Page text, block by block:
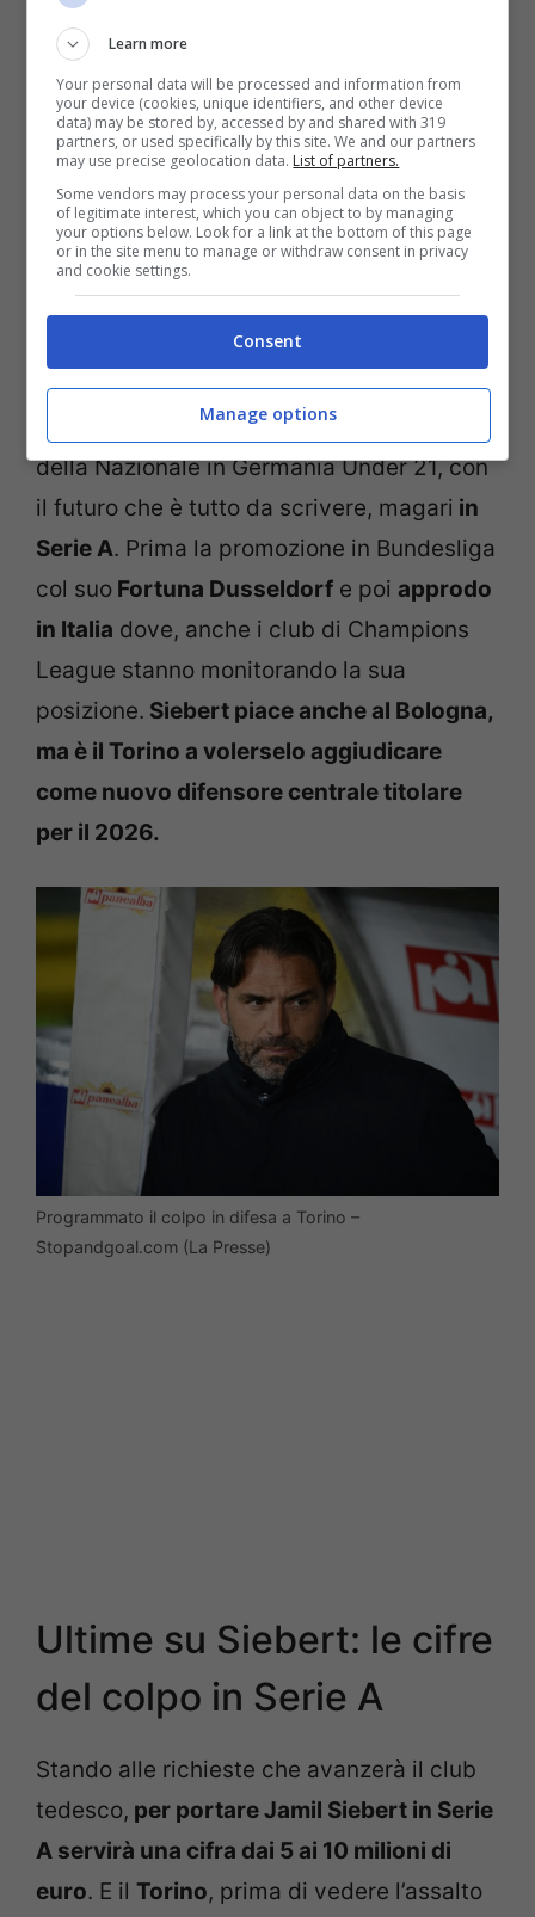
Chi è Jamil Siebert: colpo
dalla Germania in arrivo a
Torino
Il nuovo difensore a Torino potrebbe
vedersi nel nome di Jamil Siebert, il classe
2002 che risulta essere quasi un “fuori
categoria” nella Serie B tedesca, da
quando ha rimesso piede in campo dopo il
suo infortunio. Tant’è che è tornato nel giro
della Nazionale in Germania Under 21, con
il futuro che è tutto da scrivere, magari in
Serie A. Prima la promozione in Bundesliga
col suo Fortuna Dusseldorf e poi approdo
in Italia dove, anche i club di Champions
League stanno monitorando la sua
posizione. Siebert piace anche al Bologna,
ma è il Torino a volerselo aggiudicare
come nuovo difensore centrale titolare
per il 2026.
Programmato il colpo in difesa a Torino –
Stopandgoal.com (La Presse)
Ultime su Siebert: le cifre
del colpo in Serie A
Stando alle richieste che avanzerà il club
tedesco, per portare Jamil Siebert in Serie
A servirà una cifra dai 5 ai 10 milioni di
euro. E il Torino, prima di vedere l’assalto
Learn more
Your personal data will be processed and information from
your device (cookies, unique identifiers, and other device
data) may be stored by, accessed by and shared with 319
partners, or used specifically by this site. We and our partners
may use precise geolocation data. List of partners.
Some vendors may process your personal data on the basis
of legitimate interest, which you can object to by managing
your options below. Look for a link at the bottom of this page
or in the site menu to manage or withdraw consent in privacy
and cookie settings.
Consent
Manage options